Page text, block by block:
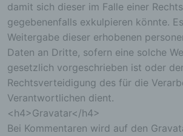
damit sich dieser im Falle einer
gegebenenfalls exkulpieren könnte.
Weitergabe dieser erhobenen
Daten an Dritte, sofern eine solche
gesetzlich vorgeschrieben ist oder
Rechtsverteidigung des für die
Verantwortlichen dient.
<h4>Gravatar</h4>
Bei Kommentaren wird auf den
Mittels eines Cookies können die
und Angebote auf unserer
des Benutzers optimiert werden.
ermöglichen uns, wie bereits
Benutzer unserer Internetseite
Zweck dieser Wiedererkennung ist
Nutzern die Verwendung unserer
Cookies verwendet, muss
jedem Besuch der Internetseite